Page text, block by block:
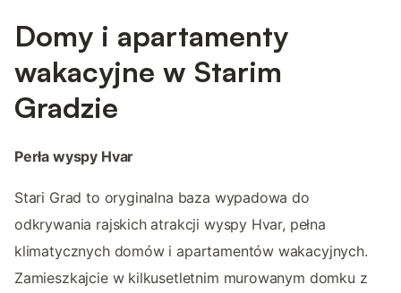
Domy i apartamenty
wakacyjne w Starim
Gradzie
Perła wyspy Hvar
Stari Grad to oryginalna baza wypadowa do
odkrywania rajskich atrakcji wyspy Hvar, pełna
klimatycznych domów i apartamentów wakacyjnych.
Zamieszkajcie w kilkusetletnim murowanym domku z